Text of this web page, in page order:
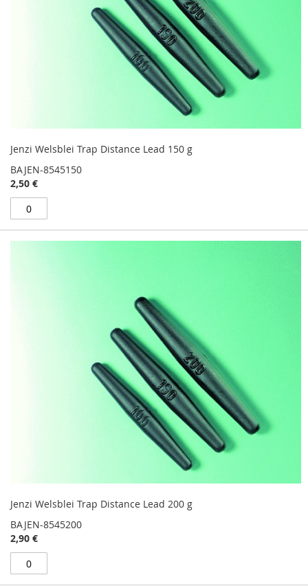
Jenzi Welsblei Trap Distance Lead 150 g
BAJEN-8545150
2,50 €
Jenzi Welsblei Trap Distance Lead 200 g
BAJEN-8545200
2,90 €